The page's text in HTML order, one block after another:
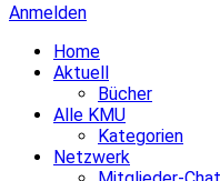
Anmelden
Home
Aktuell
Bücher
Alle KMU
Kategorien
Netzwerk